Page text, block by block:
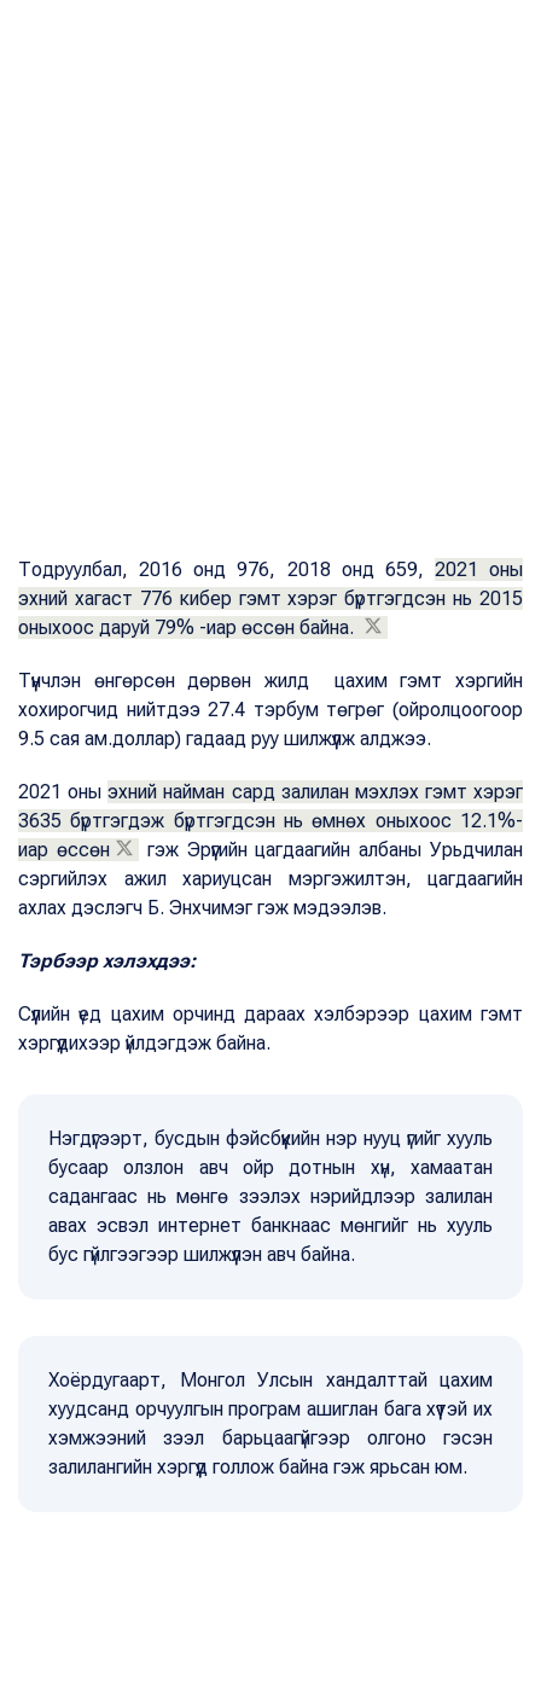
Тодруулбал, 2016 онд 976, 2018 онд 659, 2021 оны
эхний хагаст 776 кибер гэмт хэрэг бүртгэгдсэн нь 2015
оныхоос даруй 79% -иар өссөн байна.
Түүнчлэн өнгөрсөн дөрвөн жилд цахим гэмт хэргийн
хохирогчид нийтдээ 27.4 тэрбум төгрөг (ойролцоогоор
9.5 сая ам.доллар) гадаад руу шилжүүлж алджээ.
2021 оныэхний найман сард залилан мэхлэх гэмт хэрэг
3635 бүртгэгдэж бүртгэгдсэн нь өмнөх оныхоос 12.1%-
иар өссөн
гэж Эрүүгийн цагдаагийн албаны Урьдчилан
сэргийлэх ажил хариуцсан мэргэжилтэн, цагдаагийн
ахлах дэслэгч Б. Энхчимэг гэж мэдээлэв.
Тэрбээр хэлэхдээ:
Сүүлийн үед цахим орчинд дараах хэлбэрээр цахим гэмт
хэргүүдихээр үйлдэгдэж байна.
Нэгдүгээрт, бусдын фэйсбүүкийн нэр нууц үгийг хууль
бусаар олзлон авч ойр дотнын хүн, хамаатан
садангаас нь мөнгө зээлэх нэрийдлээр залилан
авах эсвэл интернет банкнаас мөнгийг нь хууль
бус гүйлгээгээр шилжүүлэн авч байна.
Хоёрдугаарт, Монгол Улсын хандалттай цахим
хуудсанд орчуулгын програм ашиглан бага хүүтэй их
хэмжээний зээл барьцаагүйгээр олгоно гэсэн
залилангийн хэргүүд голлож байна гэж ярьсан юм.